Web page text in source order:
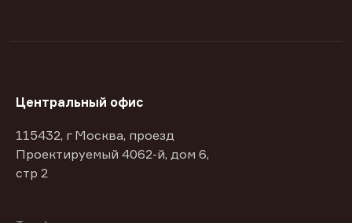
Центральный офис
115432, г Москва, проезд
Проектируемый 4062-й, дом 6,
стр 2